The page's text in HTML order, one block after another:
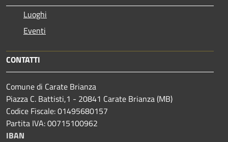
Luoghi
Eventi
CONTATTI
Comune di Carate Brianza
Piazza C. Battisti,1 - 20841 Carate Brianza (MB)
Codice Fiscale: 01495680157
Partita IVA: 00715100962
IBAN